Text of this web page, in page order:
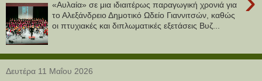
«Αυλαία» σε μια ιδιαιτέρως παραγωγική χρονιά για
το Αλεξάνδρειο Δημοτικό Ωδείο Γιαννιτσών, καθώς
οι πτυχιακές και διπλωματικές εξετάσεις Βυζ...
Δευτέρα 11 Μαΐου 2026